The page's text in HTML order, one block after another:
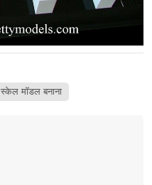
स्केल मॉडल बनाना